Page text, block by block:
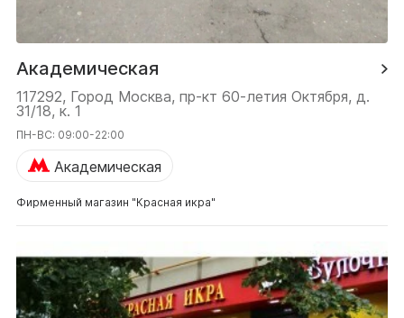
Академическая
117292, Город Москва, пр-кт 60-летия Октября, д.
31/18, к. 1
ПН-ВС: 09:00-22:00
Академическая
Фирменный магазин "Красная икра"